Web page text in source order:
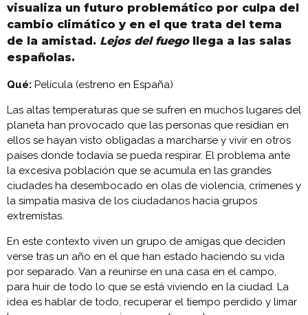
visualiza un futuro problemático por culpa del
cambio climático y en el que trata del tema
de la amistad. Lejos del fuegollega a las salas
españolas.
Qué: Película (estreno en España)
Las altas temperaturas que se sufren en muchos lugares del
planeta han provocado que las personas que residían en
ellos se hayan visto obligadas a marcharse y vivir en otros
países donde todavía se pueda respirar. El problema ante
la excesiva población que se acumula en las grandes
ciudades ha desembocado en olas de violencia, crímenes y
la simpatía masiva de los ciudadanos hacia grupos
extremistas.
En este contexto viven un grupo de amigas que deciden
verse tras un año en el que han estado haciendo su vida
por separado. Van a reunirse en una casa en el campo,
para huir de todo lo que se está viviendo en la ciudad. La
idea es hablar de todo, recuperar el tiempo perdido y limar